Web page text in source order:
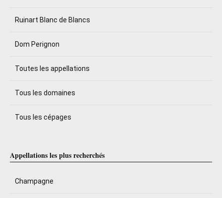
Ruinart Blanc de Blancs
Dom Perignon
Toutes les appellations
Tous les domaines
Tous les cépages
Appellations les plus recherchés
Champagne